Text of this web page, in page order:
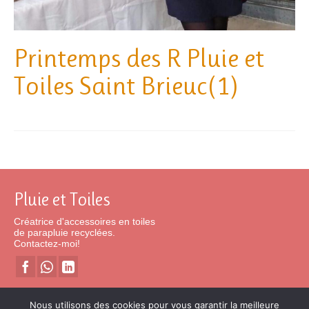
Printemps des R Pluie et
Toiles Saint Brieuc(1)
Pluie et Toiles
Créatrice d'accessoires en toiles
de parapluie recyclées.
Contactez-moi!
Nous utilisons des cookies pour vous garantir la meilleure